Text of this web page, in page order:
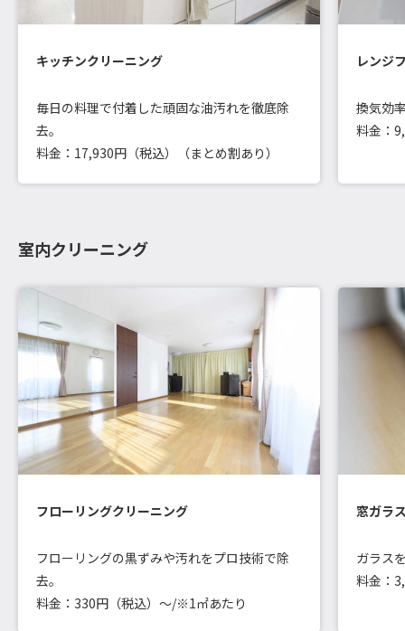
キッチンクリーニング
毎日の料理で付着した頑固な油汚れを徹底除
去。
料金：17,930円（税込）（まとめ割あり）
レンジ
換気効
料金：
室内クリーニング
フローリングクリーニング
フローリングの黒ずみや汚れをプロ技術で除
去。
料金：330円（税込）～/※1㎡あたり
窓ガラ
ガラス
料金：